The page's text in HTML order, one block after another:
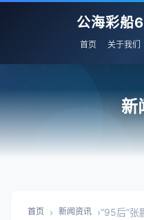
公海彩船
首页 关于我们
新
首页 › 新闻资讯 ›“95后”张